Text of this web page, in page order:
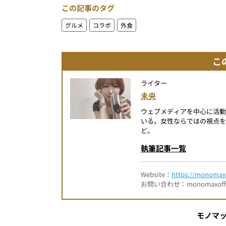
この記事のタグ
グルメ コラボ 外食
こ
ライター
未央
ウェブメディアを中心に活
いる。女性ならではの視点
ど。
執筆記事一覧
Website： https://
お問い合わせ：
モノマ